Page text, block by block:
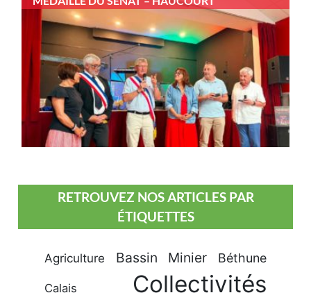
RETROUVEZ NOS ARTICLES PAR
ÉTIQUETTES
Agriculture Bassin Minier Béthune
Calais Collectivités